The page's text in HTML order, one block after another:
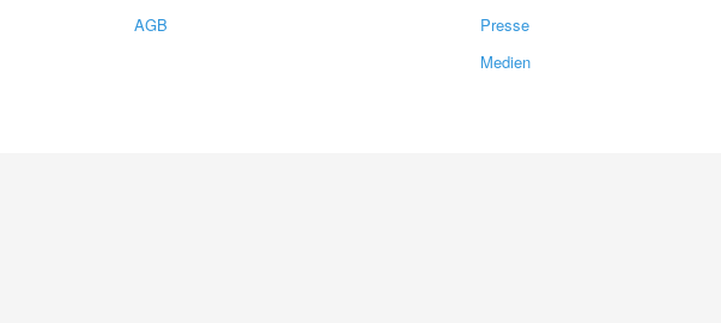
AGB
Presse
Medien